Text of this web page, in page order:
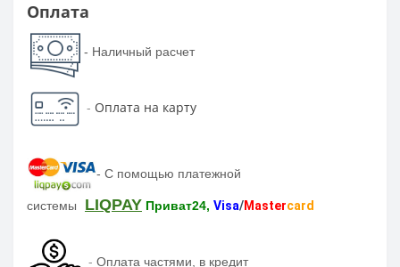
Оплата
- Наличный расчет
- Оплата на карту
- С помощью платежной
системы LIQPAY Приват24, Visa/Mastercard
- Оплата частями, в кредит